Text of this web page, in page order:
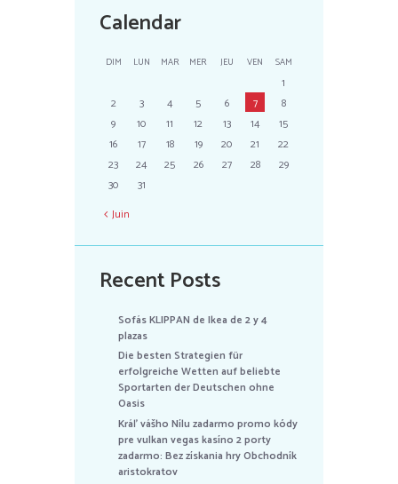
Calendar
DIM LUN MAR MER JEU VEN SAM
1
2
3 4 5 6 7
8
9
10 11 12 13 14
15
16
17 18 19 20 21
22
23
24 25 26 27 28
29
30
31
Juin
Recent Posts
Sofás KLIPPAN de Ikea de 2 y 4
plazas
Die besten Strategien für
erfolgreiche Wetten auf beliebte
Sportarten der Deutschen ohne
Oasis
Kráľ vášho Nílu zadarmo promo kódy
pre vulkan vegas kasíno 2 porty
zadarmo: Bez získania hry Obchodník
aristokratov